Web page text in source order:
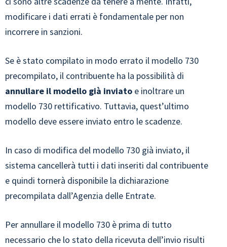
modificare i dati errati è fondamentale per non
incorrere in sanzioni.
Se è stato compilato in modo errato il modello 730
precompilato, il contribuente ha la possibilità di
annullare il modello già inviato e inoltrare un
modello 730 rettificativo. Tuttavia, quest’ultimo
modello deve essere inviato entro le scadenze.
In caso di modifica del modello 730 già inviato, il
sistema cancellerà tutti i dati inseriti dal contribuente
e quindi tornerà disponibile la dichiarazione
precompilata dall’Agenzia delle Entrate.
Per annullare il modello 730 è prima di tutto
necessario che lo stato della ricevuta dell’invio risulti